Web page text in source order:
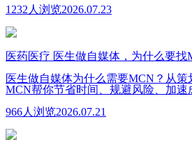
1232人浏览2026.07.23
医药医疗 医生做自媒体，为什么要找
医生做自媒体为什么需要MCN？从策
MCN帮你节省时间、规避风险、加速
966人浏览2026.07.21